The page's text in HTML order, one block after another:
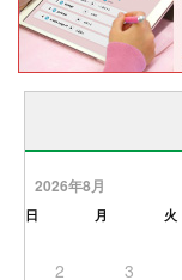
2026年8月
日 月 火
2
3